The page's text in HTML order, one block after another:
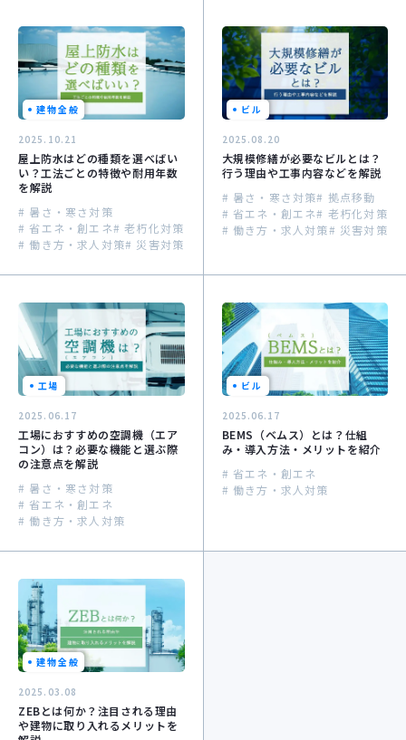
建物全般
2025.10.21
屋上防水はどの種類を選べばい
い？工法ごとの特徴や耐用年数
を解説
# 暑さ・寒さ対策
# 省エネ・創エネ# 老朽化対策
# 働き方・求人対策# 災害対策
ビル
2025.08.20
大規模修繕が必要なビルとは？
行う理由や工事内容などを解説
# 暑さ・寒さ対策# 拠点移動
# 省エネ・創エネ# 老朽化対策
# 働き方・求人対策# 災害対策
工場
2025.06.17
工場におすすめの空調機（エア
コン）は？必要な機能と選ぶ際
の注意点を解説
# 暑さ・寒さ対策
# 省エネ・創エネ
# 働き方・求人対策
ビル
2025.06.17
BEMS（ベムス）とは？仕組
み・導入方法・メリットを紹介
# 省エネ・創エネ
# 働き方・求人対策
建物全般
2025.03.08
ZEBとは何か？注目される理由
や建物に取り入れるメリットを